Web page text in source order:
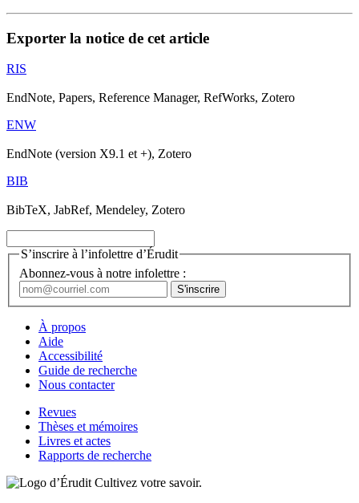
Exporter la notice de cet article
RIS
EndNote, Papers, Reference Manager, RefWorks, Zotero
ENW
EndNote (version X9.1 et +), Zotero
BIB
BibTeX, JabRef, Mendeley, Zotero
S’inscrire à l’infolettre d’Érudit
Abonnez-vous à notre infolettre :
À propos
Aide
Accessibilité
Guide de recherche
Nous contacter
Revues
Thèses et mémoires
Livres et actes
Rapports de recherche
Cultivez votre savoir.